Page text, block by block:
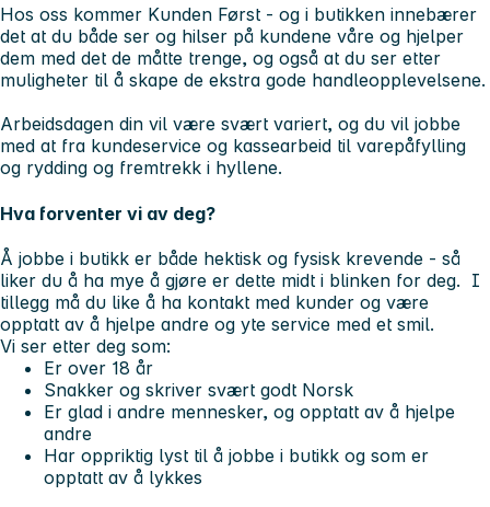
Hos oss kommer Kunden Først - og i butikken innebærer
det at du både ser og hilser på kundene våre og hjelper
dem med det de måtte trenge, og også at du ser etter
muligheter til å skape de ekstra gode handleopplevelsene.
Arbeidsdagen din vil være svært variert, og du vil jobbe
med at fra kundeservice og kassearbeid til varepåfylling
og rydding og fremtrekk i hyllene.
Hva forventer vi av deg?
Å jobbe i butikk er både hektisk og fysisk krevende - så
liker du å ha mye å gjøre er dette midt i blinken for deg. I
tillegg må du like å ha kontakt med kunder og være
opptatt av å hjelpe andre og yte service med et smil.
Vi ser etter deg som:
Er over 18 år
Snakker og skriver svært godt Norsk
Er glad i andre mennesker, og opptatt av å hjelpe
andre
Har oppriktig lyst til å jobbe i butikk og som er
opptatt av å lykkes